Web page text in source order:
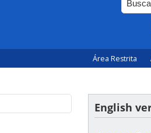
Área Restrita
English